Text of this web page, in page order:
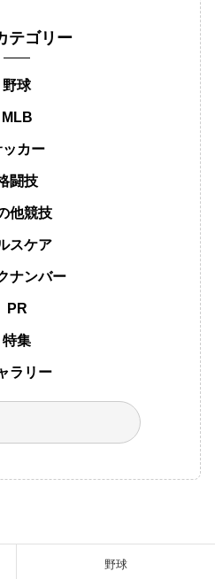
テゴリー
野球
MLB
ッカー
闘技
他競技
スケア
ナンバー
PR
特集
ラリー
野球